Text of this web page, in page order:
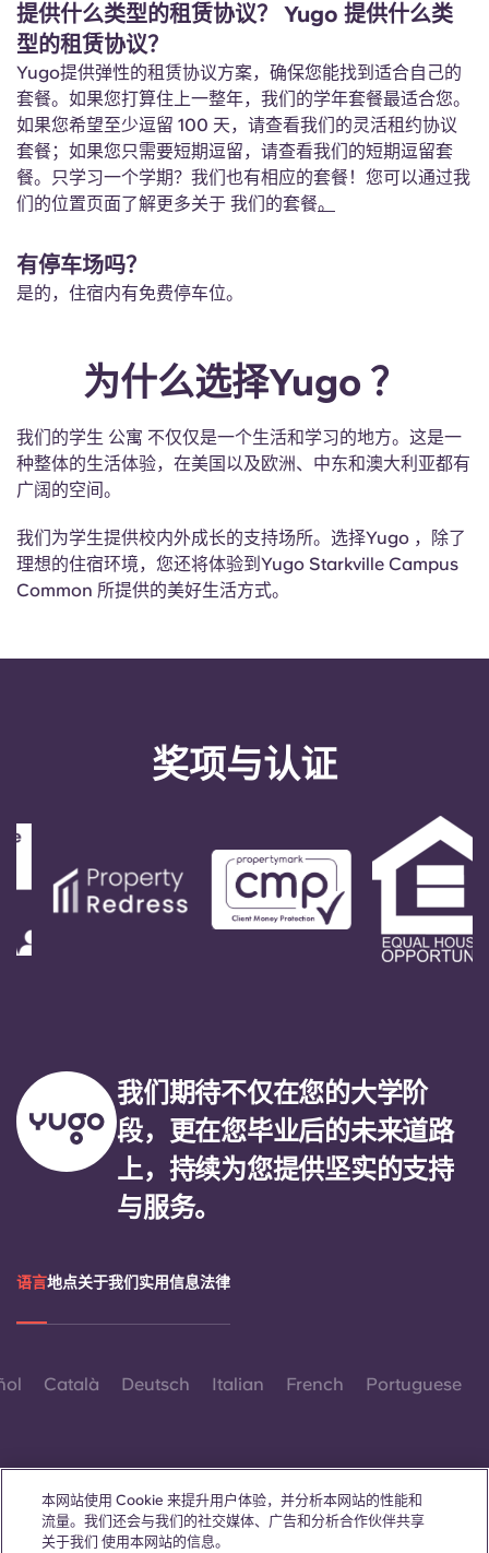
提供什么类型的租赁协议？ Yugo 提供什么类
型的租赁协议？
Yugo提供弹性的租赁协议方案，确保您能找到适合自己的
套餐。如果您打算住上一整年，我们的学年套餐最适合您。
如果您希望至少逗留 100 天，请查看我们的灵活租约协议
套餐；如果您只需要短期逗留，请查看我们的短期逗留套
餐。只学习一个学期？我们也有相应的套餐！您可以通过我
们的位置页面了解更多关于 我们的套餐。
有停车场吗？
是的，住宿内有免费停车位。
为什么选择Yugo ？
我们的学生 公寓 不仅仅是一个生活和学习的地方。这是一
种整体的生活体验，在美国以及欧洲、中东和澳大利亚都有
广阔的空间。
我们为学生提供校内外成长的支持场所。选择Yugo ，除了
理想的住宿环境，您还将体验到Yugo Starkville Campus
Common 所提供的美好生活方式。
奖项与认证
我们期待不仅在您的大学阶
段，更在您毕业后的未来道路
上，持续为您提供坚实的支持
与服务。
语言地点关于我们实用信息法律
Català Deutsch Italian French Portuguese
联系我们
本网站使用 Cookie 来提升用户体验，并分析本网站的性能和
流量。我们还会与我们的社交媒体、广告和分析合作伙伴共享
关于我们 使用本网站的信息。